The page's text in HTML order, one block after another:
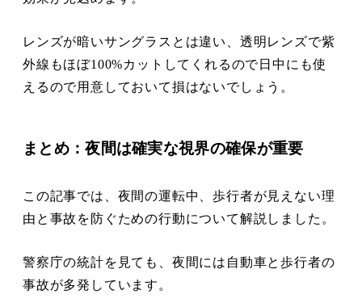
レンズが暗いサングラスとは違い、透明レンズで紫
外線もほぼ100%カットしてくれるので日中にも使
えるので用意しておいて損はないでしょう。
まとめ：夜間は確実な視界の確保が重要
この記事では、夜間の運転中、歩行者が見えない理
由と事故を防ぐための行動について解説しました。
警察庁の統計を見ても、夜間には自動車と歩行者の
事故が多発しています。